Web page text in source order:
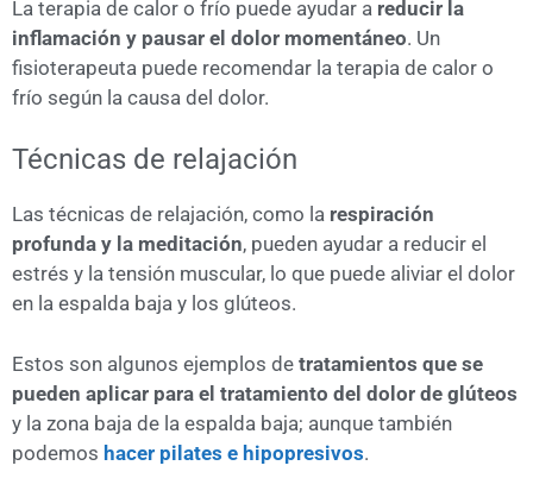
La terapia de calor o frío puede ayudar a reducir la
inflamación y pausar el dolor momentáneo. Un
fisioterapeuta puede recomendar la terapia de calor o
frío según la causa del dolor.
Técnicas de relajación
Las técnicas de relajación, como la respiración
profunda y la meditación, pueden ayudar a reducir el
estrés y la tensión muscular, lo que puede aliviar el dolor
en la espalda baja y los glúteos.
Estos son algunos ejemplos de tratamientos que se
pueden aplicar para el tratamiento del dolor de glúteos
y la zona baja de la espalda baja; aunque también
podemos hacer pilates e hipopresivos.